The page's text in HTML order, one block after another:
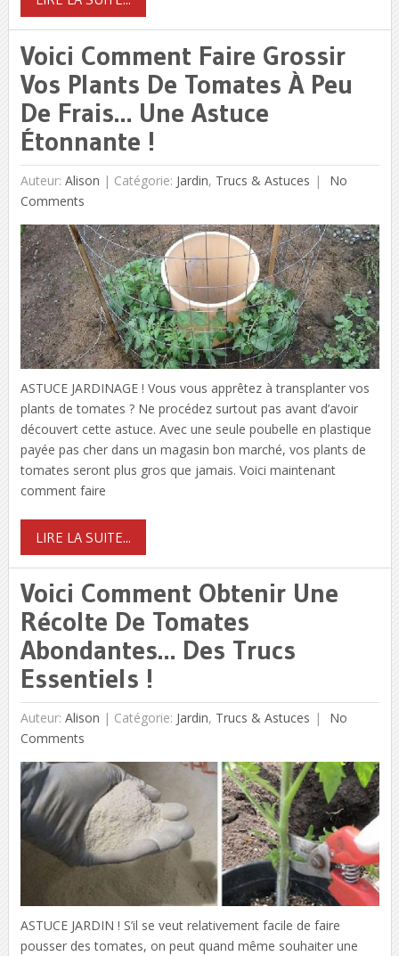
Voici Comment Faire Grossir
Vos Plants De Tomates À Peu
De Frais… Une Astuce
Étonnante !
Auteur: Alison | Catégorie: Jardin, Trucs & Astuces
No
Comments
ASTUCE JARDINAGE ! Vous vous apprêtez à transplanter vos
plants de tomates ? Ne procédez surtout pas avant d’avoir
découvert cette astuce. Avec une seule poubelle en plastique
payée pas cher dans un magasin bon marché, vos plants de
tomates seront plus gros que jamais. Voici maintenant
comment faire
LIRE LA SUITE...
Voici Comment Obtenir Une
Récolte De Tomates
Abondantes… Des Trucs
Essentiels !
Auteur: Alison | Catégorie: Jardin, Trucs & Astuces
No
Comments
ASTUCE JARDIN ! S’il se veut relativement facile de faire
pousser des tomates, on peut quand même souhaiter une